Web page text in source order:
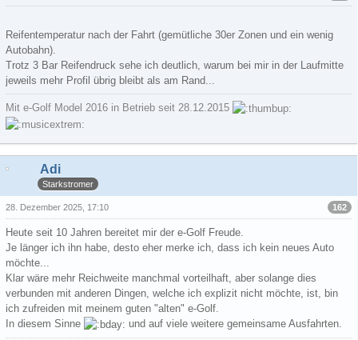
Reifentemperatur nach der Fahrt (gemütliche 30er Zonen und ein wenig
Autobahn).
Trotz 3 Bar Reifendruck sehe ich deutlich, warum bei mir in der Laufmitte
jeweils mehr Profil übrig bleibt als am Rand...
Mit e-Golf Model 2016 in Betrieb seit 28.12.2015
Adi
Starkstromer
162
28. Dezember 2025, 17:10
Heute seit 10 Jahren bereitet mir der e-Golf Freude.
Je länger ich ihn habe, desto eher merke ich, dass ich kein neues Auto
möchte...
Klar wäre mehr Reichweite manchmal vorteilhaft, aber solange dies
verbunden mit anderen Dingen, welche ich explizit nicht möchte, ist, bin
ich zufreiden mit meinem guten "alten" e-Golf.
In diesem Sinne
und auf viele weitere gemeinsame Ausfahrten.